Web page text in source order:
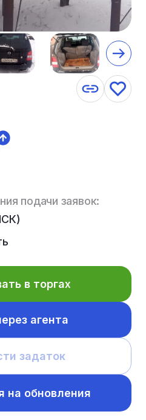
подачи заявок:
в торгах
агента
задаток
на обновления